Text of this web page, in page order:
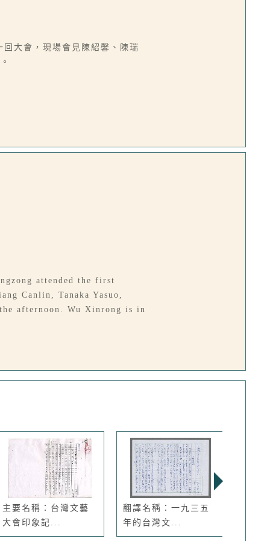
大會，現場會見陳紹馨、陳瑞
attended the first
Canlin, Tanaka Yasuo,
afternoon. Wu Xinrong is in
主要名稱：台灣文藝
大會印象記...
翻譯名稱：一九三五
年的台灣文...